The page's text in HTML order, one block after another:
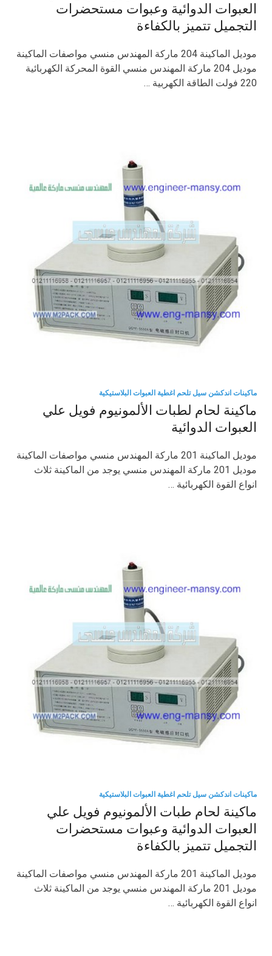
العبوات الدوائية وعبوات مستحضرات
التجميل تتميز بالكفاءة
موديل الماكينة 204 ماركة المهندس منسي مواصفات الماكينة
موديل 204 ماركة المهندس منسي القوة المحركة الكهربائية
220 فولت الطاقة الكهربية …
ماكينات اندكشن سيل تلحم اغطية العبوات البلاستيكية
ماكينة لحام لطبات الألمونيوم فويل علي
العبوات الدوائية
موديل الماكينة 201 ماركة المهندس منسي مواصفات الماكينة
موديل 201 ماركة المهندس منسي يوجد من الماكينة ثلاث
انواع القوة الكهربائية …
ماكينات اندكشن سيل تلحم اغطية العبوات البلاستيكية
ماكينة لحام طبات الألمونيوم فويل علي
العبوات الدوائية وعبوات مستحضرات
التجميل تتميز بالكفاءة
موديل الماكينة 201 ماركة المهندس منسي مواصفات الماكينة
موديل 201 ماركة المهندس منسي يوجد من الماكينة ثلاث
انواع القوة الكهربائية …